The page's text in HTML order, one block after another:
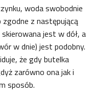
woda swobodnie
z następującą
jest w dół, a
w dnie) jest podobny.
że gdy butelka
zarówno ona jak i
sposób.